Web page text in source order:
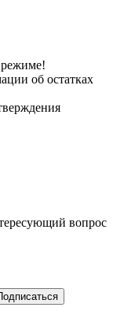
об остатках
вопрос